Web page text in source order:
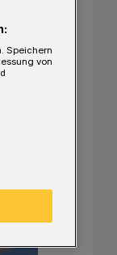
Speichern
von